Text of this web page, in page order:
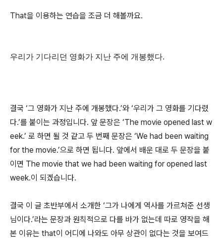
That을 이용하는 연습을 조금 더 해볼까요.
우리가 기다리던 영화가 지난 주에 개봉했다.
결국 ‘그 영화가 지난 주에 개봉했다.’와 ‘우리가 그 영화를 기다렸
다.’를 붙이는 과정입니다. 앞 문장은 ‘The movie opened last w
eek.’ 로 하면 될 것 같고 두 번째 문장은 ‘We had been waiting
for the movie.’으로 하면 됩니다. 앞에서 배운 대로 두 문장을 붙
이면 The movie that we had been waiting for opened last
week.이 되겠습니다.
결국 이 글 초반부에서 소개한 ‘그가 나에게 역사를 가르쳐준 선생
님이다.’라는 문장과 원칙적으로 다를 바가 없는데 따로 영작을 해
본 이유는 that이 어디에 나와도 아무 상관이 없다는 것을 보여드